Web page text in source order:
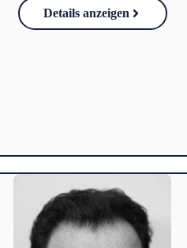
Details anzeigen